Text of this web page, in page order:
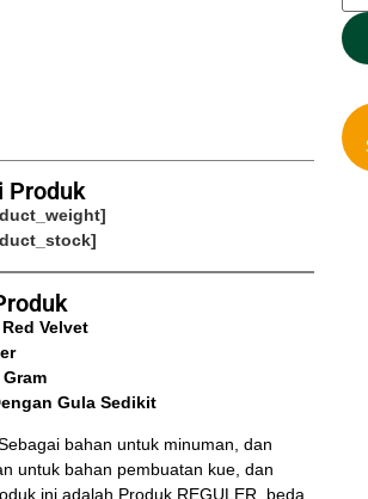
Produk
Velvet
Gula Sedikit
bahan untuk minuman, dan
untuk bahan pembuatan kue, dan
ini adalah Produk REGULER, beda